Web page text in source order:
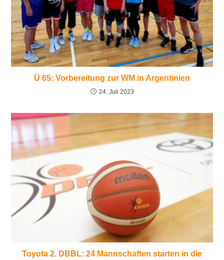
Ü 65: Vorbereitung zur WM in Argentinien
24. Juli 2023
Toyota 2. DBBL: 24 Mannschaften starten in die